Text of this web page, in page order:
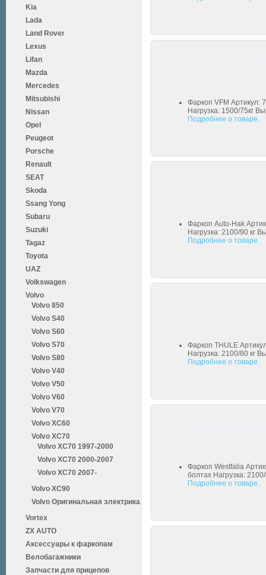
Kia
Lada
Land Rover
Lexus
Lifan
Mazda
Mercedes
Mitsubishi
Nissan
Opel
Peugeot
Porsche
Renault
SEAT
Skoda
Ssang Yong
Subaru
Suzuki
Tagaz
Toyota
UAZ
Volkswagen
Volvo
Volvo 850
Volvo S40
Volvo S60
Volvo S70
Volvo S80
Volvo V40
Volvo V50
Volvo V60
Volvo V70
Volvo XC60
Volvo XC70
Volvo XC70 1997-2000
Volvo XC70 2000-2007
Volvo XC70 2007-
Volvo XC90
Volvo Оригинальная электрика
Vortex
ZX AUTO
Аксессуары к фаркопам
Велобагажники
Запчасти для прицепов
Фаркоп VFM Артикул:
Нагрузка: 1500/75кг
Подробнее о товаре.
Фаркоп Auto-Hak
Нагрузка: 2100/90 кг
Подробнее о товаре.
Фаркоп THULE
Нагрузка: 2100/80 кг
Подробнее о товаре.
Фаркоп Westfalia
болтах Нагрузка:
Подробнее о товаре.